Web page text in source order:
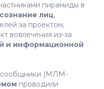
пирамиды в
лиц,
за проектом,
вовлечения из-за
и информационной
сообщники (МЛМ-
проводили